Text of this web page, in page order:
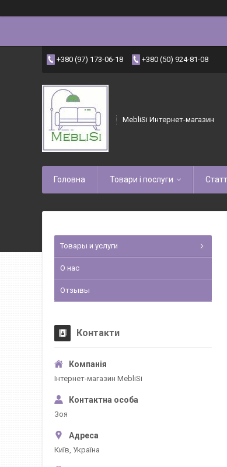
+380 (97) 173-06-18 +380 (50) 924-81-08
MebliSi Интернет-магазин
Головна Товари і послуги
Товары и услуги
О нас
Отзывы
Контакти
Інтернет-магазин MebliSi
Зоя
Київ, Україна